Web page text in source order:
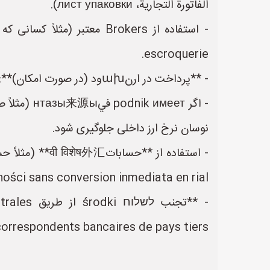
الفاتورة التجارية، лист упаковки).
escroquerie.
- **پرداخت در ارنախود (در صورت امکان)**:
نوسان نرخ ارز داخلی جلوگیری شود.
sans conversion inmediata en rial.
bancaires de pays tiers.